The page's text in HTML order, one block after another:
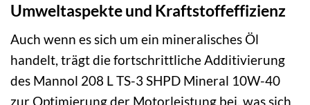
Umweltaspekte und Kraftstoffeffizienz
Auch wenn es sich um ein mineralisches Öl
handelt, trägt die fortschrittliche Additivierung
des Mannol 208 L TS-3 SHPD Mineral 10W-40
zur Optimierung der Motorleistung bei, was sich